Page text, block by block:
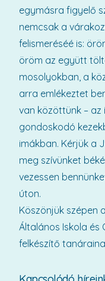
egymásra figyelő
nemcsak a
felismeréséé is:
öröm az együtt
mosolyokban, a
arra emlékeztet
van közöttünk – az
gondoskodó
imákban. Kérjük a
meg szívünket
vezessen
úton.
Köszönjük szépen
Általános Iskola és
felkészítő